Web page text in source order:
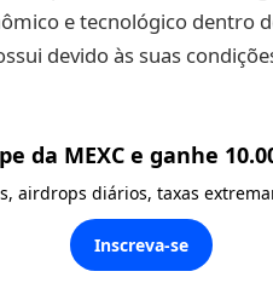
e tecnológico dentro
devido às suas
da MEXC e ganhe
airdrops diários, taxas
Inscreva-se